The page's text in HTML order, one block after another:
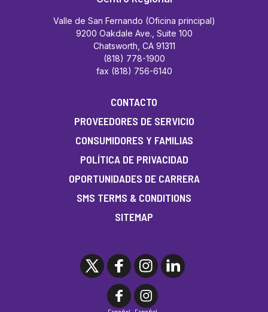
Valle de San Fernando (Oficina principal)
9200 Oakdale Ave., Suite 100
Chatsworth, CA 91311
(818) 778-1900
fax (818) 756-6140
CONTACTO
PROVEEDORES DE SERVICIO
CONSUMIDORES Y FAMILIAS
POLÍTICA DE PRIVACIDAD
OPORTUNIDADES DE CARRERA
SMS TERMS & CONDITIONS
SITEMAP